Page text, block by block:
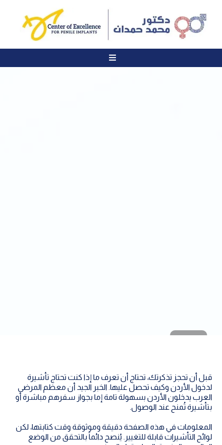
قبل أن تحجز تذكرتك، تحتاج أن تعرف ما إذا كنت تحتاج تأشيرة
لدخول الأردن وكيف تحصل عليها. الخبر الجيد أن معظم المرضى
العرب يدخلون الأردن بسهولة تامة إما بجواز سفرهم مباشرة أو
بتأشيرة تُمنح عند الوصول.
المعلومات في هذه الصفحة دقيقة وموثوقة وقت كتابتها، لكن
لوائح التأشيرات قابلة للتغيير. يُنصح دائماً بالتحقق من الوضع